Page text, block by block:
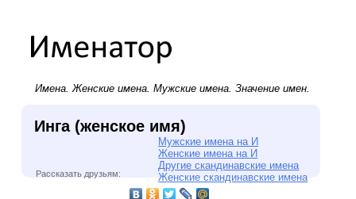
Имена.Женские имена. Мужские имена. Значение имен.
Инга (женское имя)
Мужские имена на И
Женские имена на И
Другие скандинавские имена
Женские скандинавские имена
Рассказать друзьям: